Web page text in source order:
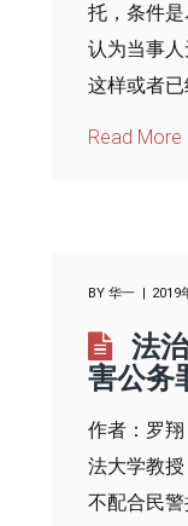
托，条件
认为当事人
这样或者
Read More
BY 华一 2019
法
害公务
作者：罗
法大学教
不配合民